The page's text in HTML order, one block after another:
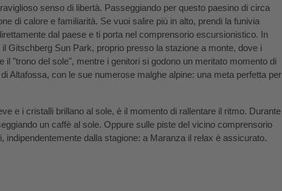
senso di libertà. Passeggiando per questo paesino di circa
di calore e familiarità. Se vuoi salire più in alto, prendi la funivia
dal paese e ti porta nel comprensorio escursionistico. In
Gitschberg Sun Park, proprio presso la stazione a monte, dove i
il "trono del sole", mentre i genitori si godono un meritato momento di
Altafossa, con le sue numerose malghe alpine: una meta perfetta per
e i cristalli brillano al sole, è il momento di rallentare il ritmo. Durante
un caffè al sole. Oppure sulle piste del vicino comprensorio
indipendentemente dalla stagione: a Maranza il relax è assicurato.